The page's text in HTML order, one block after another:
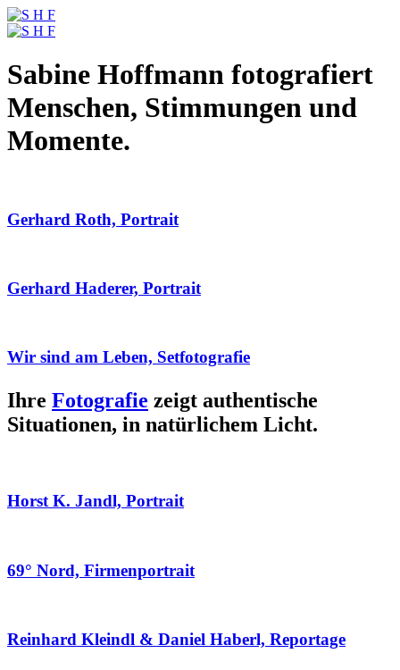
Sabine Hoffmann fotografiert
Menschen, Stimmungen und
Momente.
Gerhard Roth, Portrait
Gerhard Haderer, Portrait
Wir sind am Leben, Setfotografie
Ihre Fotografie zeigt authentische
Situationen, in natürlichem Licht.
Horst K. Jandl, Portrait
69° Nord, Firmenportrait
Reinhard Kleindl & Daniel Haberl, Reportage